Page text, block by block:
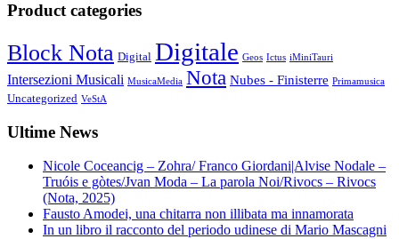
Product categories
Block Nota Digital Digitale Geos Ictus iMiniTauri
Intersezioni Musicali MusicaMedia Nota Nubes - Finisterre Primamusica
Uncategorized VeStA
Ultime News
Nicole Coceancig – Zohra/ Franco Giordani|Alvise Nodale –
Truóis e gòtes/Jvan Moda – La parola Noi/Rivocs – Rivocs
(Nota, 2025)
Fausto Amodei, una chitarra non illibata ma innamorata
In un libro il racconto del periodo udinese di Mario Mascagni